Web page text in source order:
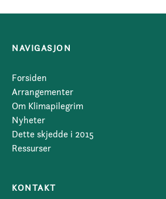
NAVIGASJON
Forsiden
Arrangementer
Om Klimapilegrim
Nyheter
Dette skjedde i 2015
Ressurser
KONTAKT